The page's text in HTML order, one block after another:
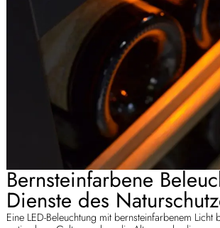
Bernsteinfarbene
Dienste des
Eine LED-Beleuchtung mit bernsteinfarbenem Licht